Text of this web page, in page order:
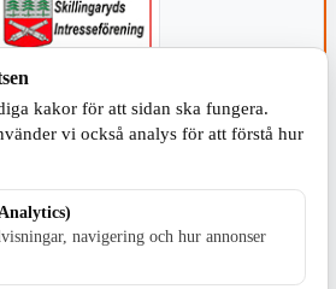
kakor för att sidan ska fungera.
vi också analys för att förstå hur
navigering och hur annonser